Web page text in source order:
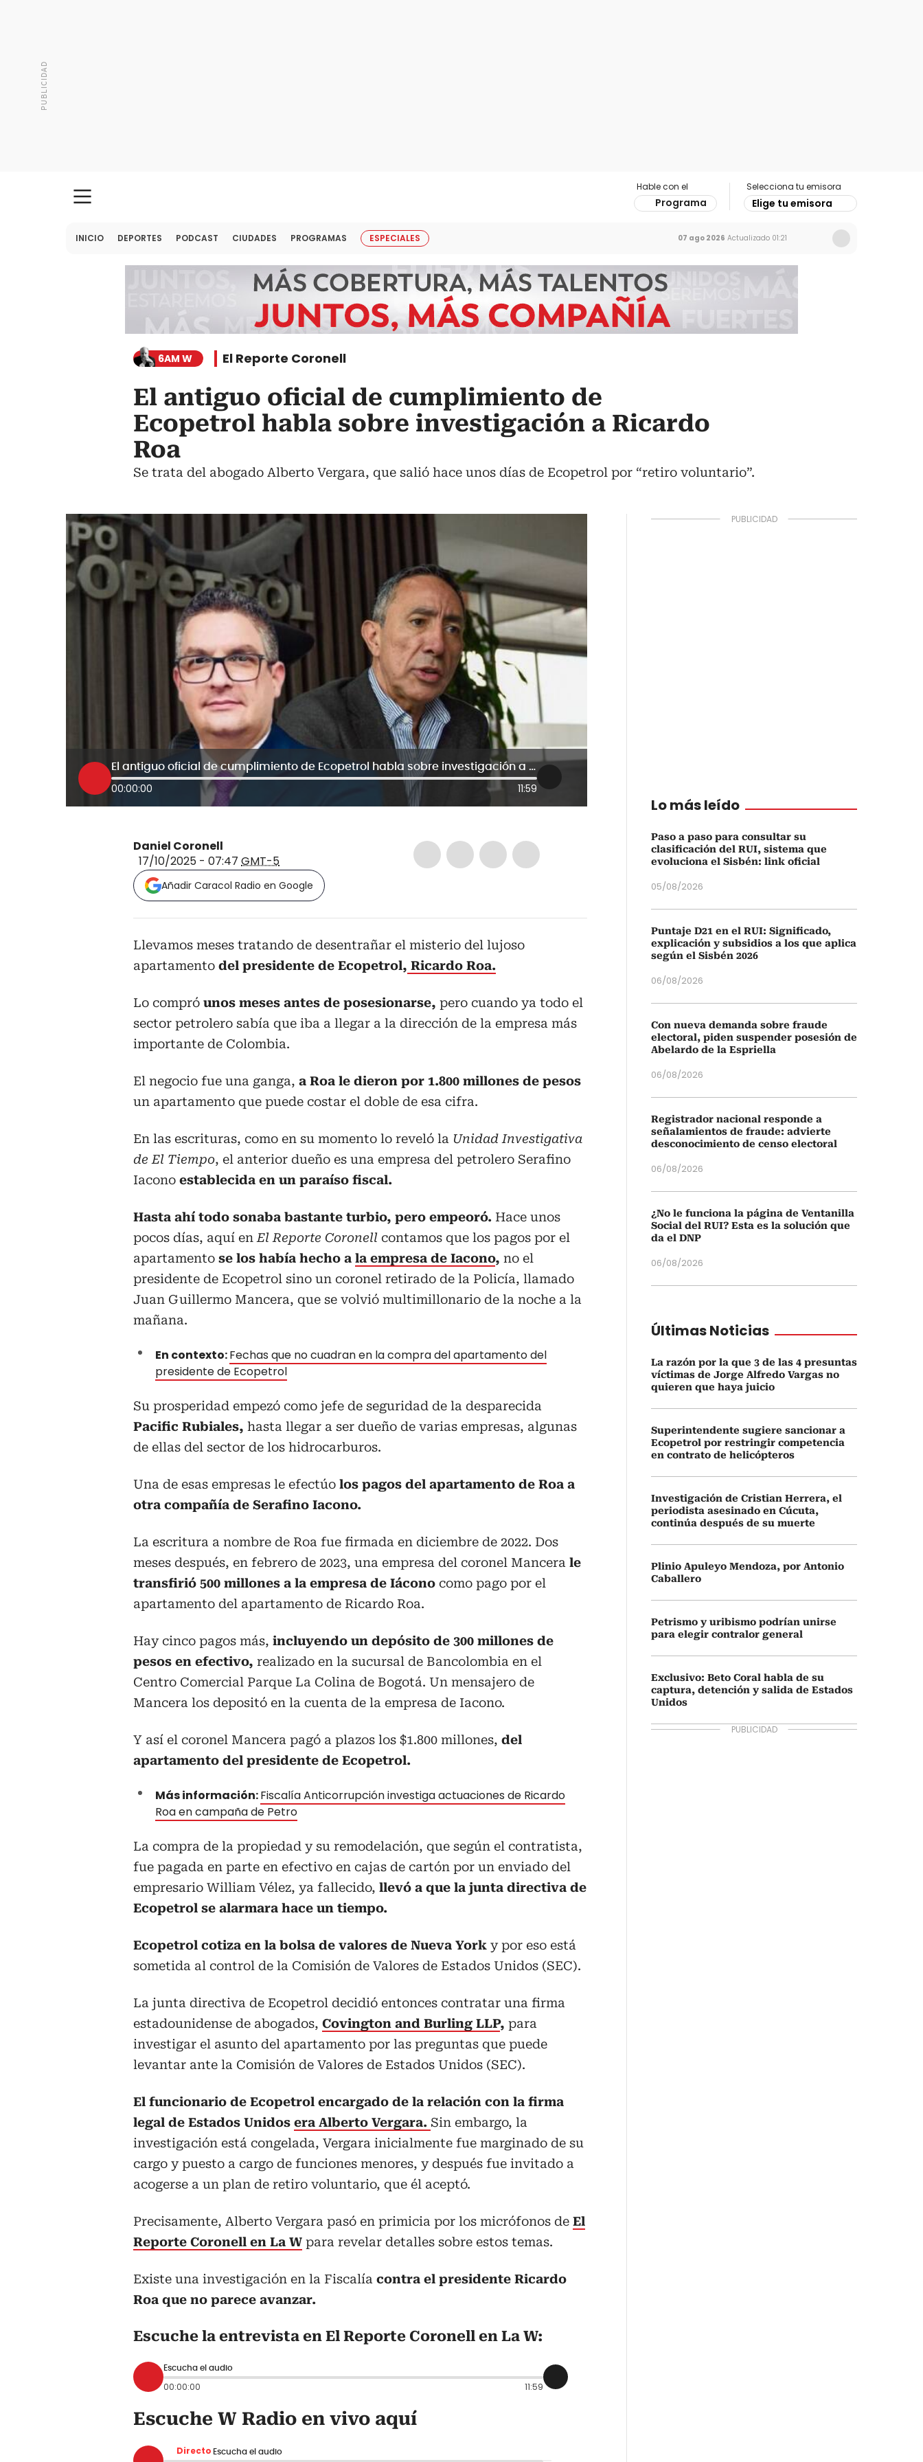
Hable con el
Programa
Selecciona tu emisora
Elige tu emisora
INICIO DEPORTES PODCAST CIUDADES PROGRAMAS ESPECIALES 07 ago 2026 Actualizado 01:21
6AM W El Reporte Coronell
El antiguo oficial de cumplimiento de
Ecopetrol habla sobre investigación a Ricardo
Roa
Se trata del abogado Alberto Vergara, que salió hace unos días de Ecopetrol por “retiro voluntario”.
El antiguo oficial de cumplimiento de Ecopetrol habla sobre investigación a Ricardo Roa
00:00:00 11:59
Daniel Coronell
17/10/2025 - 07:47 GMT-5
Añadir Caracol Radio en Google
Llevamos meses tratando de desentrañar el misterio del lujoso
apartamento del presidente de Ecopetrol, Ricardo Roa.
Lo compró unos meses antes de posesionarse, pero cuando ya todo el
sector petrolero sabía que iba a llegar a la dirección de la empresa más
importante de Colombia.
El negocio fue una ganga, a Roa le dieron por 1.800 millones de pesos
un apartamento que puede costar el doble de esa cifra.
En las escrituras, como en su momento lo reveló la Unidad Investigativa
de El Tiempo, el anterior dueño es una empresa del petrolero Serafino
Iacono establecida en un paraíso fiscal.
Hasta ahí todo sonaba bastante turbio, pero empeoró. Hace unos
pocos días, aquí enEl Reporte Coronell contamos que los pagos por el
apartamento se los había hecho a la empresa de Iacono, no el
presidente de Ecopetrol sino un coronel retirado de la Policía, llamado
Juan Guillermo Mancera, que se volvió multimillonario de la noche a la
mañana.
En contexto:Fechas que no cuadran en la compra del apartamento del
presidente de Ecopetrol
Su prosperidad empezó como jefe de seguridad de la desparecida
Pacific Rubiales, hasta llegar a ser dueño de varias empresas, algunas
de ellas del sector de los hidrocarburos.
Una de esas empresas le efectúo los pagos del apartamento de Roa a
otra compañía de Serafino Iacono.
La escritura a nombre de Roa fue firmada en diciembre de 2022. Dos
meses después, en febrero de 2023, una empresa del coronel Mancera le
transfirió 500 millones a la empresa de Iácono como pago por el
apartamento del apartamento de Ricardo Roa.
Hay cinco pagos más, incluyendo un depósito de 300 millones de
pesos en efectivo, realizado en la sucursal de Bancolombia en el
Centro Comercial Parque La Colina de Bogotá. Un mensajero de
Mancera los depositó en la cuenta de la empresa de Iacono.
Y así el coronel Mancera pagó a plazos los $1.800 millones, del
apartamento del presidente de Ecopetrol.
Más información:Fiscalía Anticorrupción investiga actuaciones de Ricardo
Roa en campaña de Petro
La compra de la propiedad y su remodelación, que según el contratista,
fue pagada en parte en efectivo en cajas de cartón por un enviado del
empresario William Vélez, ya fallecido, llevó a que la junta directiva de
Ecopetrol se alarmara hace un tiempo.
Ecopetrol cotiza en la bolsa de valores de Nueva York y por eso está
sometida al control de la Comisión de Valores de Estados Unidos (SEC).
La junta directiva de Ecopetrol decidió entonces contratar una firma
estadounidense de abogados, Covington and Burling LLP, para
investigar el asunto del apartamento por las preguntas que puede
levantar ante la Comisión de Valores de Estados Unidos (SEC).
El funcionario de Ecopetrol encargado de la relación con la firma
legal de Estados Unidos era Alberto Vergara. Sin embargo, la
investigación está congelada, Vergara inicialmente fue marginado de su
cargo y puesto a cargo de funciones menores, y después fue invitado a
acogerse a un plan de retiro voluntario, que él aceptó.
Precisamente, Alberto Vergara pasó en primicia por los micrófonos de El
Reporte Coronell en La W para revelar detalles sobre estos temas.
Existe una investigación en la Fiscalía contra el presidente Ricardo
Roa que no parece avanzar.
Escuche la entrevista en El Reporte Coronell en La W:
Escucha el audio
00:00:00 11:59
Escuche W Radio en vivo aquí
Directo Escucha el audio
Lo más leído
Paso a paso para consultar su
clasificación del RUI, sistema que
evoluciona el Sisbén: link oficial
05/08/2026
Puntaje D21 en el RUI: Significado,
explicación y subsidios a los que aplica
según el Sisbén 2026
06/08/2026
Con nueva demanda sobre fraude
electoral, piden suspender posesión de
Abelardo de la Espriella
06/08/2026
Registrador nacional responde a
señalamientos de fraude: advierte
desconocimiento de censo electoral
06/08/2026
¿No le funciona la página de Ventanilla
Social del RUI? Esta es la solución que
da el DNP
06/08/2026
Últimas Noticias
La razón por la que 3 de las 4 presuntas
víctimas de Jorge Alfredo Vargas no
quieren que haya juicio
Superintendente sugiere sancionar a
Ecopetrol por restringir competencia
en contrato de helicópteros
Investigación de Cristian Herrera, el
periodista asesinado en Cúcuta,
continúa después de su muerte
Plinio Apuleyo Mendoza, por Antonio
Caballero
Petrismo y uribismo podrían unirse
para elegir contralor general
Exclusivo: Beto Coral habla de su
captura, detención y salida de Estados
Unidos